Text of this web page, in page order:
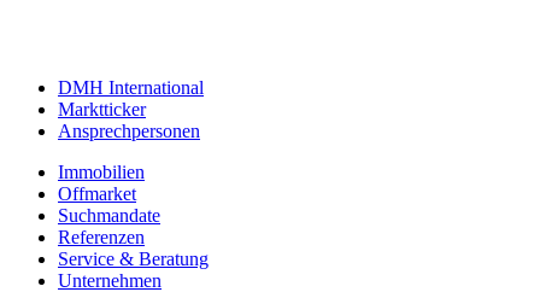
DMH International
Marktticker
Ansprechpersonen
Immobilien
Offmarket
Suchmandate
Referenzen
Service & Beratung
Unternehmen